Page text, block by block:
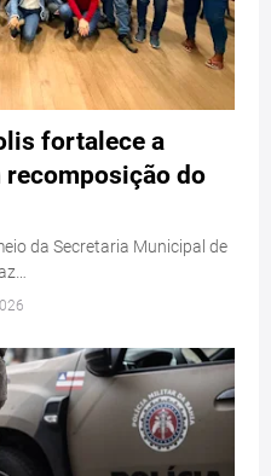
fortalece a
do
da Secretaria Municipal de